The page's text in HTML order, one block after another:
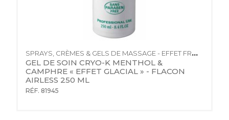
SPRAYS, CRÈMES & GELS DE MASSAGE - EFFET FROID
GEL DE SOIN CRYO-K MENTHOL &
CAMPHRE « EFFET GLACIAL » - FLACON
AIRLESS 250 ML
RÉF. 81945